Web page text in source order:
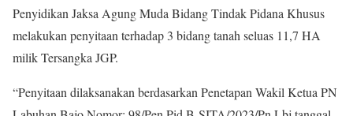
Penyidikan Jaksa Agung Muda Bidang Tindak Pidana Khusus
melakukan penyitaan terhadap 3 bidang tanah seluas 11,7 HA
milik Tersangka JGP.
“Penyitaan dilaksanakan berdasarkan Penetapan Wakil Ketua PN